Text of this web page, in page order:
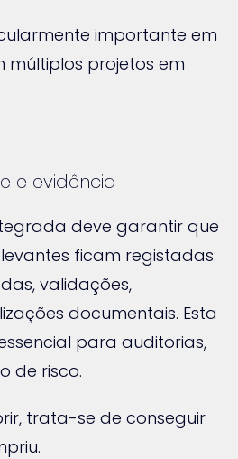
importante em
múltiplos projetos em
e evidência
deve garantir que
ficam registadas:
validações,
documentais. Esta
para auditorias,
de risco.
trata-se de conseguir